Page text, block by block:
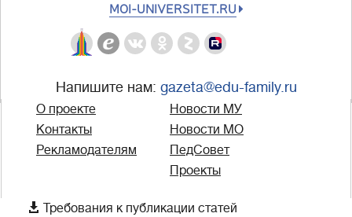
MOI-UNIVERSITET.RU
Напишите нам: gazeta@edu-family.ru
О проекте
Контакты
Рекламодателям
Новости МУ
Новости МО
ПедСовет
Проекты
 Требования к публикации статей